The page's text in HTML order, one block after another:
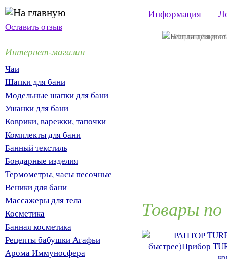
Информация
Оставить отзыв
Интернет-магазин
Чаи
Шапки для бани
Модельные шапки для бани
Ушанки для бани
Коврики, варежки, тапочки
Комплекты для бани
Банный текстиль
Бондарные изделия
Термометры, часы песочные
Веники для бани
Массажеры для тела
Косметика
Банная косметика
Рецепты бабушки Агафьи
Арома Иммуносфера
Товары